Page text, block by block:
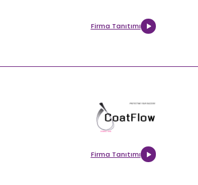
Firma Tanıtımı
Firma Tanıtımı